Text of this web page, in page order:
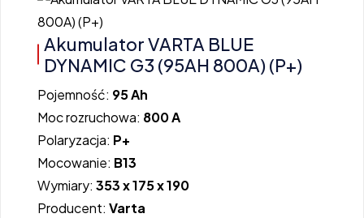
Akumulator VARTA BLUE
DYNAMIC G3 (95AH 800A) (P+)
Pojemność: 95 Ah
Moc rozruchowa: 800 A
Polaryzacja: P+
Mocowanie: B13
Wymiary: 353 x 175 x 190
Producent: Varta